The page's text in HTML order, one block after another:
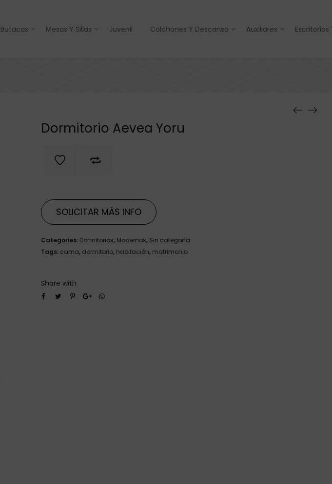
Mesas Y Sillas Juvenil Colchones Y Descanso Auxiliares
Dormitorio Aevea Yoru
SOLICITAR MÁS INFO
Categories: Dormitorios, Modernos, Sin categoría
Tags: cama, dormitorio, habitación, matrimonio
Share with